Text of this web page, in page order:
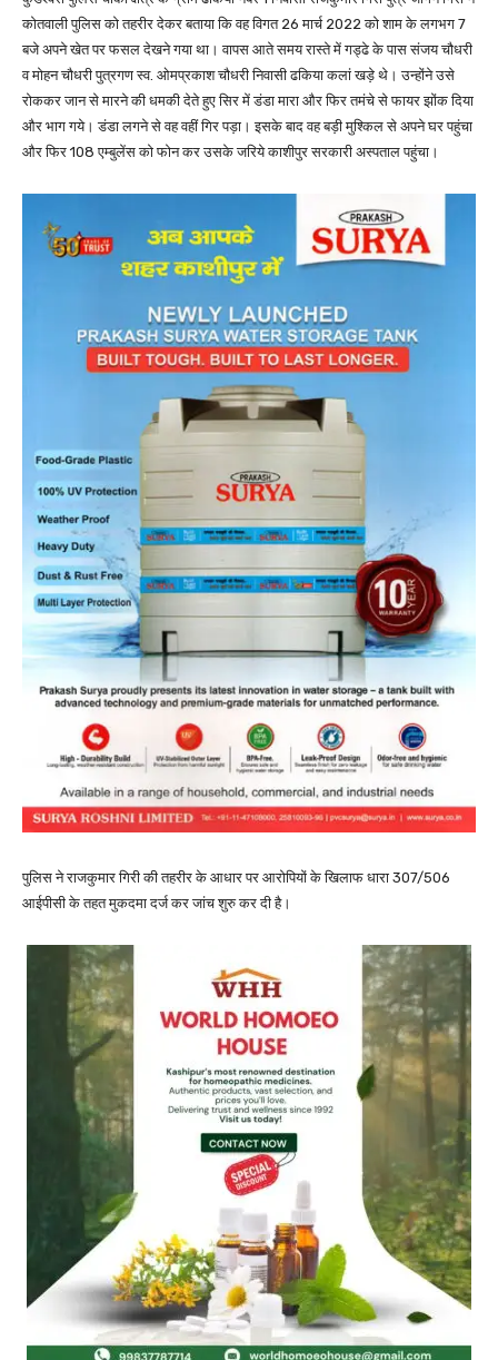
कोतवाली पुलिस को तहरीर देकर बताया कि वह विगत 26 मार्च 2022 को शाम के लगभग 7
बजे अपने खेत पर फसल देखने गया था। वापस आते समय रास्ते में गड्ढे के पास संजय चौधरी
व मोहन चौधरी पुत्रगण स्व. ओमप्रकाश चौधरी निवासी ढकिया कलां खड़े थे। उन्होंने उसे
रोककर जान से मारने की धमकी देते हुए सिर में डंडा मारा और फिर तमंचे से फायर झोंक दिया
और भाग गये। डंडा लगने से वह वहीं गिर पड़ा। इसके बाद वह बड़ी मुश्किल से अपने घर पहुंचा
और फिर 108 एम्बुलेंस को फोन कर उसके जरिये काशीपुर सरकारी अस्पताल पहुंचा।
पुलिस ने राजकुमार गिरी की तहरीर के आधार पर आरोपियों के खिलाफ धारा 307/506
आईपीसी के तहत मुकदमा दर्ज कर जांच शुरु कर दी है।